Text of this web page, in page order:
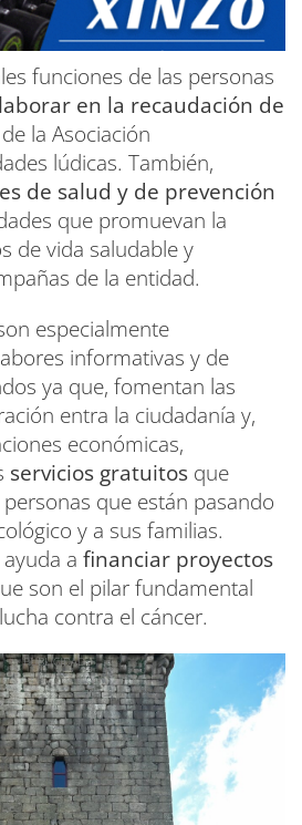
funciones de las personas
en la recaudación de
la Asociación
lúdicas. También,
de salud y de prevención
que promuevan la
de vida saludable y
de la entidad.
especialmente
informativas y de
ya que, fomentan las
entra la ciudadanía y,
económicas,
servicios gratuitos que
que están pasando
y a sus familias.
a financiar proyectos
son el pilar fundamental
contra el cáncer.